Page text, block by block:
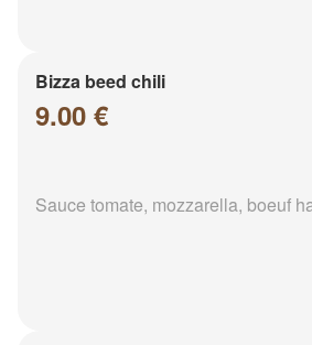
Bizza beed chili
9.00 €
Sauce tomate, mozzarella, boeuf